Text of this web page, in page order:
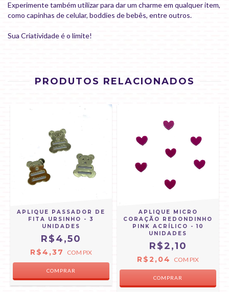
Experimente também utilizar para dar um charme em qualquer item,
como capinhas de celular, boddies de bebês, entre outros.
Sua Criatividade é o limite!
PRODUTOS RELACIONADOS
APLIQUE PASSADOR DE
FITA URSINHO - 3
UNIDADES
R$4,50
R$4,37 COM PIX
APLIQUE MICRO
CORAÇÃO REDONDINHO
PINK ACRÍLICO - 10
UNIDADES
R$2,10
R$2,04 COM PIX